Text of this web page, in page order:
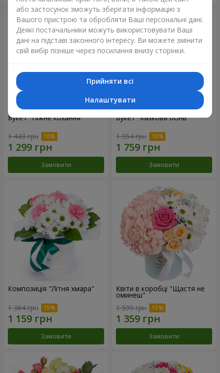
Букет "Ніжне кохання"
1 443 грн
Замовити
Букет "Казкова осінь"
1 954 грн
Замовити
Композиція "Літня хмара"
1 364 грн
Замовити
Квіти в коробці "Щастя не
оминеш"
1 599 грн
Замовити
або застосунок зможуть зберігати інформацію з
Вашого пристрою та обробляти Ваші персональні дані.
Деякі постачальники можуть використовувати Ваші
дані на підставі законного інтересу. Ви можете змінити
свій вибір пізніше через посилання внизу сторінки.
Прийняти всі
Налаштувати